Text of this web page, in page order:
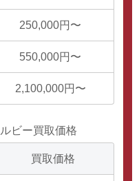
250,000円〜
550,000円〜
2,100,000円〜
ルビー買取価格
買取価格